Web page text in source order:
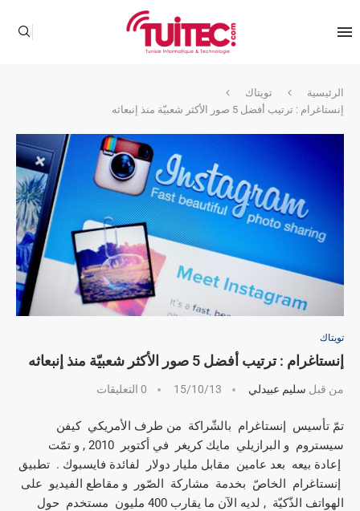
الرئيسية
تويتاك
إنستاغرام : ترتيب أفضل 5 صور الأكثر شعبيّة منذ إنبعاثه
تويتاك
إنستاغرام : ترتيب أفضل 5 صور الأكثر شعبيّة منذ إنبعاثه
من قبل سليم عبيدلي 15/10/13 0 التعليقات
تمّ تأسيس إنستاغرام بالشّراكة من طرف الأمريكي كيفن
سيستروم و البرازيلي مايك كريغر في أكتوبر 2010 , و تمّت
إعادة بيعه بعد عامين مقابل مليار دولار لفائدة فايسبوك . تطبيق
إنستاغرام الخاصّ بخدمة مشاركة الصّور و مقاطع الفيديو على
الهواتف الذّكيّة , لديه الآن ما يقارب 400 مليون مستخدم حول